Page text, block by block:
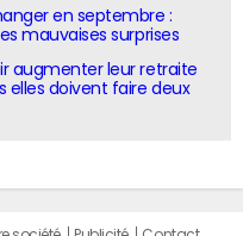
en septembre :
mauvaises surprises
augmenter leur retraite
elles doivent faire deux